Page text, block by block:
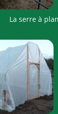
La serre à